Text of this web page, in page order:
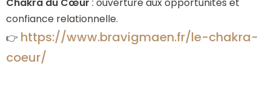
Chakra du Cœur : ouverture aux opportunités et
confiance relationnelle.
👉 https://www.bravigmaen.fr/le-chakra-
coeur/